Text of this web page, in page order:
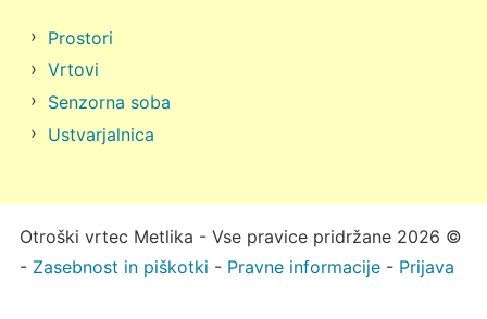
Prostori
Vrtovi
Senzorna soba
Ustvarjalnica
Otroški vrtec Metlika - Vse pravice pridržane 2026 ©
- Zasebnost in piškotki - Pravne informacije- Prijava